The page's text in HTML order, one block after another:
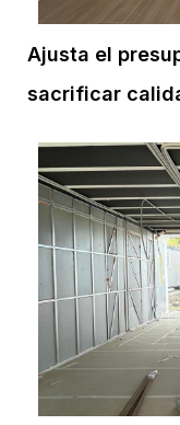
Ajusta el
sacrificar